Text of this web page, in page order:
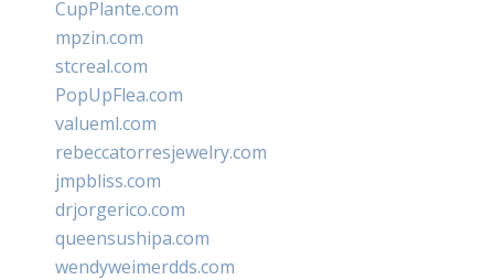
CupPlante.com
mpzin.com
stcreal.com
PopUpFlea.com
valueml.com
rebeccatorresjewelry.com
jmpbliss.com
drjorgerico.com
queensushipa.com
wendyweimerdds.com